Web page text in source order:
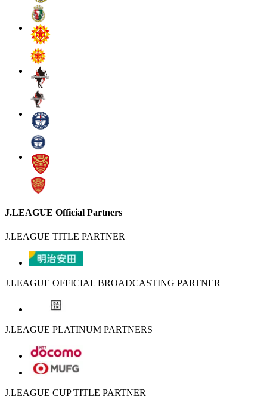
J.LEAGUE Official Partners
J.LEAGUE TITLE PARTNER
J.LEAGUE OFFICIAL BROADCASTING PARTNER
J.LEAGUE PLATINUM PARTNERS
J.LEAGUE CUP TITLE PARTNER